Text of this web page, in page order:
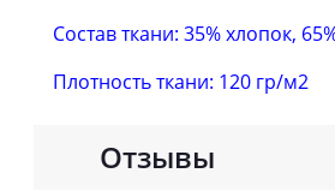
Состав ткани: 35% хлопок,
Плотность ткани: 120 гр/м2
Отзывы